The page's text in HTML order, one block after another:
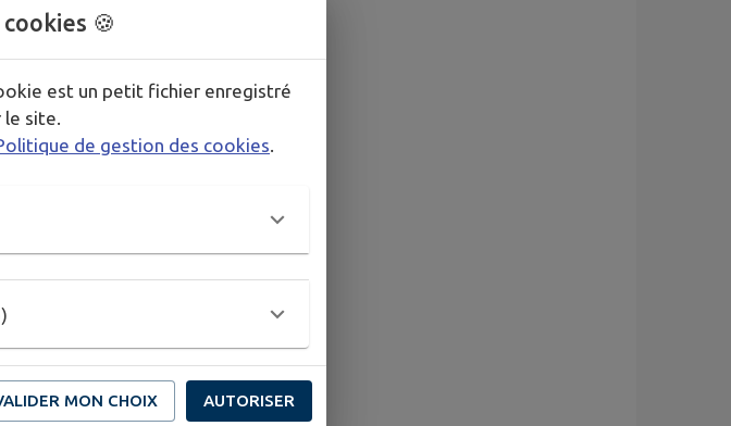
🍪
est un petit fichier enregistré
le site.
de gestion des cookies.
MON CHOIX AUTORISER